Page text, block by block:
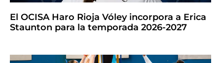
El OCISA Haro Rioja Vóley incorpora a Erica
Staunton para la temporada 2026-2027